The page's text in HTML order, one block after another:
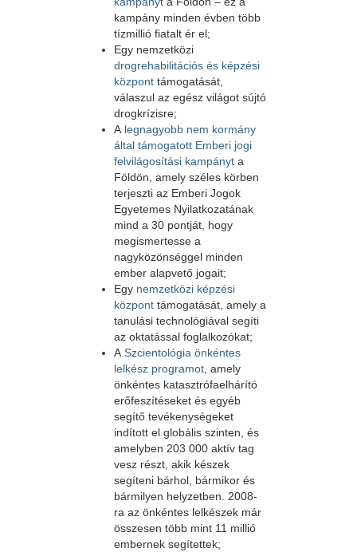
kampány minden évben több
tízmillió fiatalt ér el;
Egy nemzetközi
drogrehabilitációs és képzési
központtámogatását,
válaszul az egész világot sújtó
drogkrízisre;
A legnagyobb nem kormány
által támogatott Emberi jogi
felvilágosítási kampányta
Földön, amely széles körben
terjeszti az Emberi Jogok
Egyetemes Nyilatkozatának
mind a 30 pontját, hogy
megismertesse a
nagyközönséggel minden
ember alapvető jogait;
Egy nemzetközi képzési
központtámogatását, amely a
tanulási technológiával segíti
az oktatással foglalkozókat;
A Szcientológia önkéntes
lelkész programot, amely
önkéntes katasztrófaelhárító
erőfeszítéseket és egyéb
segítő tevékenységeket
indított el globális szinten, és
amelyben 203 000 aktív tag
vesz részt, akik készek
segíteni bárhol, bármikor és
bármilyen helyzetben. 2008-
ra az önkéntes lelkészek már
összesen több mint 11 millió
embernek segítettek;